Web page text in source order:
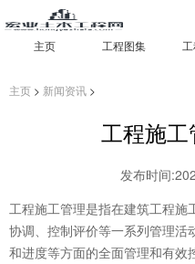
主页 工程图集
主页 > 新闻资讯 >
工程施
发布时间
工程施工管理是指在建筑工程施
协调、控制评价等一系列管理活
和进度等方面的全面管理和有效